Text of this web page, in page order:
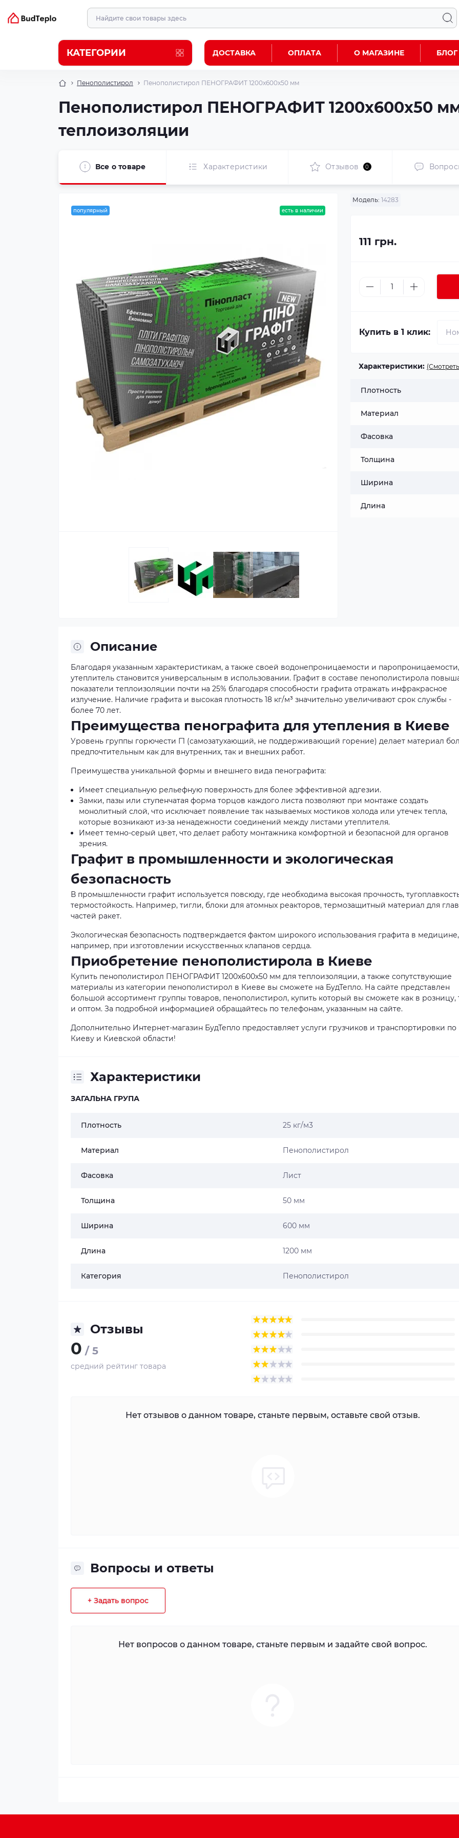
КАТЕГОРИИ ДОСТАВКА ОПЛАТА О МАГАЗИНЕ БЛОГ
Пенополистирол Пенополистирол ПЕНОГРАФИТ 1200x600x50 мм
Пенополистирол ПЕНОГРАФИТ 1200x600x50
теплоизоляции
Все о товаре Характеристики Отзывов 0
популярный есть в наличии
Модель: 14283
111 грн.
Купить в 1 клик:
Характеристики:
Плотность
Материал
Фасовка
Толщина
Ширина
Длина
Описание
Благодаря указанным характеристикам, а также своей водонепроницаемости и паропроницаемости,
утеплитель становится универсальным в использовании. Графит в составе пенополистирола
показатели теплоизоляции почти на 25% благодаря способности графита отражать инфракрасное
излучение. Наличие графита и высокая плотность 18 кг/м³ значительно увеличивают срок службы -
более 70 лет.
Преимущества пенографита для утепления в Киеве
Уровень группы горючести Г1 (самозатухающий, не поддерживающий горение) делает материал
предпочтительным как для внутренних, так и внешних работ.
Преимущества уникальной формы и внешнего вида пенографита:
Имеет специальную рельефную поверхность для более эффективной адгезии.
Замки, пазы или ступенчатая форма торцов каждого листа позволяют при монтаже создать
монолитный слой, что исключает появление так называемых мостиков холода или утечек тепла,
которые возникают из-за ненадежности соединений между листами утеплителя.
Имеет темно-серый цвет, что делает работу монтажника комфортной и безопасной для органов
зрения.
Графит в промышленности и экологическая
безопасность
В промышленности графит используется повсюду, где необходима высокая прочность,
термостойкость. Например, тигли, блоки для атомных реакторов, термозащитный материал для
частей ракет.
Экологическая безопасность подтверждается фактом широкого использования графита в медицине,
например, при изготовлении искусственных клапанов сердца.
Приобретение пенополистирола в Киеве
Купить пенополистирол ПЕНОГРАФИТ 1200x600x50 мм для теплоизоляции, а также сопутствующие
материалы из категории пенополистирол в Киеве вы сможете на БудТепло. На сайте представлен
большой ассортимент группы товаров, пенополистирол, купить который вы сможете как в розницу,
и оптом. За подробной информацией обращайтесь по телефонам, указанным на сайте.
Дополнительно Интернет-магазин БудТепло предоставляет услуги грузчиков и транспортировки по
Киеву и Киевской области!
Характеристики
ЗАГАЛЬНА ГРУПА
Плотность 25 кг/м3
Материал Пенополистирол
Фасовка Лист
Толщина 50 мм
Ширина 600 мм
Длина 1200 мм
Категория Пенополистирол
Отзывы
0 / 5
средний рейтинг товара
Нет отзывов о данном товаре, станьте первым, оставьте свой отзыв.
Вопросы и ответы
+ Задать вопрос
Нет вопросов о данном товаре, станьте первым и задайте свой вопрос.